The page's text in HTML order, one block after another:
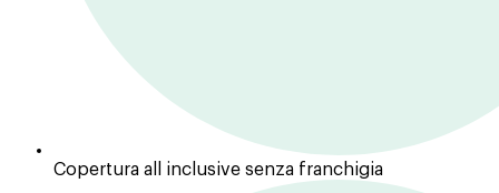
Copertura all inclusive senza franchigia